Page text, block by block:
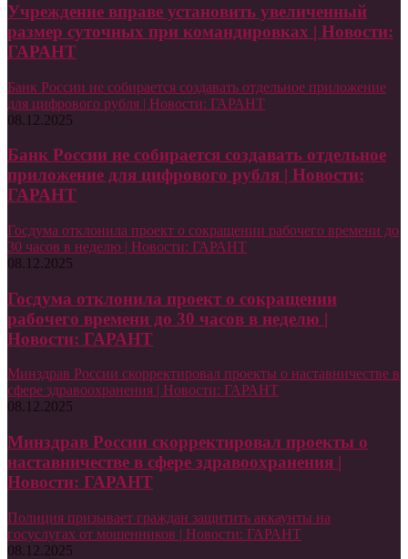
Учреждение вправе установить увеличенный
размер суточных при командировках | Новости:
ГАРАНТ
Банк России не собирается создавать отдельное приложение
для цифрового рубля | Новости: ГАРАНТ
08.12.2025
Банк России не собирается создавать отдельное
приложение для цифрового рубля | Новости:
ГАРАНТ
Госдума отклонила проект о сокращении рабочего времени до
30 часов в неделю | Новости: ГАРАНТ
08.12.2025
Госдума отклонила проект о сокращении
рабочего времени до 30 часов в неделю |
Новости: ГАРАНТ
Минздрав России скорректировал проекты о наставничестве в
сфере здравоохранения | Новости: ГАРАНТ
08.12.2025
Минздрав России скорректировал проекты о
наставничестве в сфере здравоохранения |
Новости: ГАРАНТ
Полиция призывает граждан защитить аккаунты на
госуслугах от мошенников | Новости: ГАРАНТ
08.12.2025